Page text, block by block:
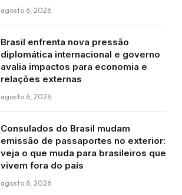
agosto 6, 2026
Brasil enfrenta nova pressão
diplomática internacional e governo
avalia impactos para economia e
relações externas
agosto 6, 2026
Consulados do Brasil mudam
emissão de passaportes no exterior:
veja o que muda para brasileiros que
vivem fora do país
agosto 6, 2026